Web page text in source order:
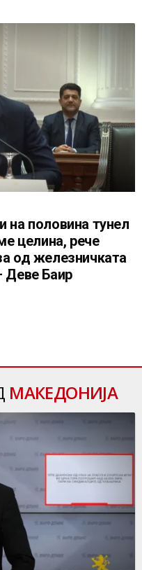
на половина тунел
целина, рече
од железничката
Деве Баир
МАКЕДОНИЈА